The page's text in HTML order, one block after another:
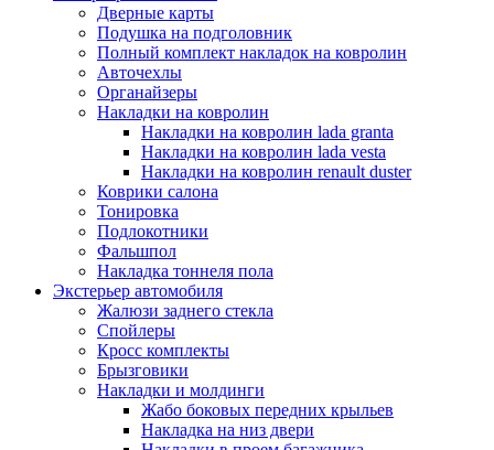
Дверные карты
Подушка на подголовник
Полный комплект накладок на ковролин
Авточехлы
Органайзеры
Накладки на ковролин
Накладки на ковролин lada granta
Накладки на ковролин lada vesta
Накладки на ковролин renault duster
Коврики салона
Тонировка
Подлокотники
Фальшпол
Накладка тоннеля пола
Экстерьер автомобиля
Жалюзи заднего стекла
Спойлеры
Кросс комплекты
Брызговики
Накладки и молдинги
Жабо боковых передних крыльев
Накладка на низ двери